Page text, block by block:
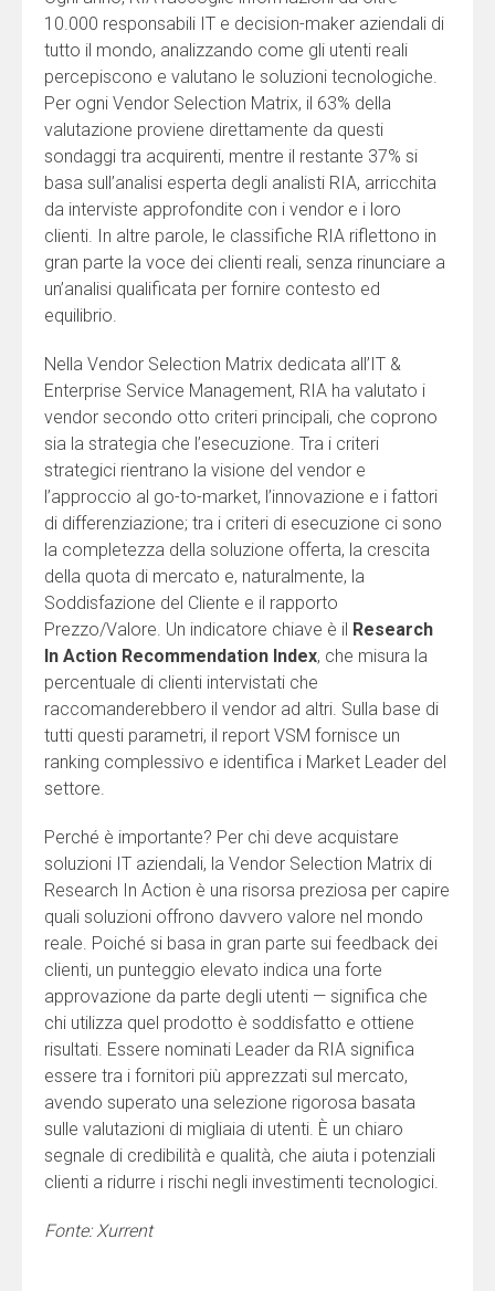
10.000 responsabili IT e decision-maker aziendali di
tutto il mondo, analizzando come gli utenti reali
percepiscono e valutano le soluzioni tecnologiche.
Per ogni Vendor Selection Matrix, il 63% della
valutazione proviene direttamente da questi
sondaggi tra acquirenti, mentre il restante 37% si
basa sull’analisi esperta degli analisti RIA, arricchita
da interviste approfondite con i vendor e i loro
clienti. In altre parole, le classifiche RIA riflettono in
gran parte la voce dei clienti reali, senza rinunciare a
un’analisi qualificata per fornire contesto ed
equilibrio.
Nella Vendor Selection Matrix dedicata all’IT &
Enterprise Service Management, RIA ha valutato i
vendor secondo otto criteri principali, che coprono
sia la strategia che l’esecuzione. Tra i criteri
strategici rientrano la visione del vendor e
l’approccio al go-to-market, l’innovazione e i fattori
di differenziazione; tra i criteri di esecuzione ci sono
la completezza della soluzione offerta, la crescita
della quota di mercato e, naturalmente, la
Soddisfazione del Cliente e il rapporto
Prezzo/Valore. Un indicatore chiave è il Research
In Action Recommendation Index, che misura la
percentuale di clienti intervistati che
raccomanderebbero il vendor ad altri. Sulla base di
tutti questi parametri, il report VSM fornisce un
ranking complessivo e identifica i Market Leader del
settore.
Perché è importante? Per chi deve acquistare
soluzioni IT aziendali, la Vendor Selection Matrix di
Research In Action è una risorsa preziosa per capire
quali soluzioni offrono davvero valore nel mondo
reale. Poiché si basa in gran parte sui feedback dei
clienti, un punteggio elevato indica una forte
approvazione da parte degli utenti — significa che
chi utilizza quel prodotto è soddisfatto e ottiene
risultati. Essere nominati Leader da RIA significa
essere tra i fornitori più apprezzati sul mercato,
avendo superato una selezione rigorosa basata
sulle valutazioni di migliaia di utenti. È un chiaro
segnale di credibilità e qualità, che aiuta i potenziali
clienti a ridurre i rischi negli investimenti tecnologici.
Fonte: Xurrent